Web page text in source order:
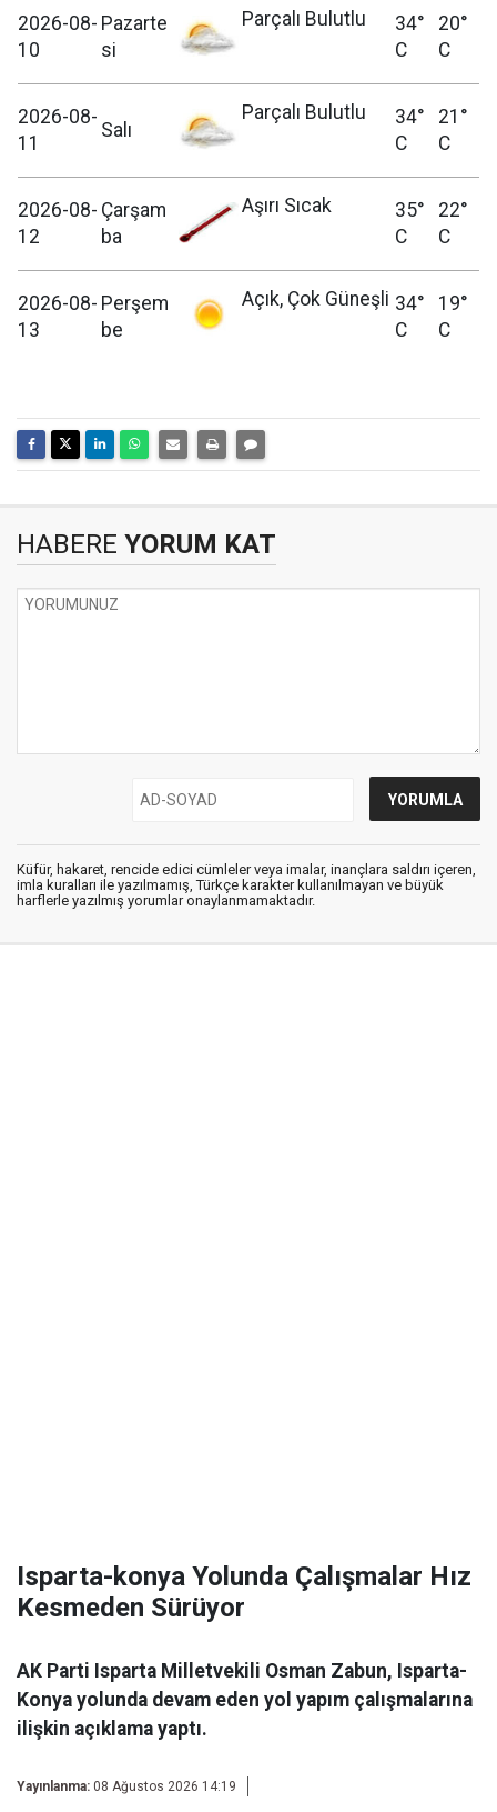
2026-08-
10
Pazarte
si
Parçalı Bulutlu
34°
C
20°
C
2026-08-
11
Salı
Parçalı Bulutlu
34°
C
21°
C
2026-08-
12
Çarşam
ba
Aşırı Sıcak
35°
C
22°
C
2026-08-
13
Perşem
be
Açık, Çok Güneşli 34°
C
19°
C
HABERE YORUM KAT
Küfür, hakaret, rencide edici cümleler veya imalar, inançlara saldırı içeren,
imla kuralları ile yazılmamış, Türkçe karakter kullanılmayan ve büyük
harflerle yazılmış yorumlar onaylanmamaktadır.
Isparta-konya Yolunda Çalışmalar Hız
Kesmeden Sürüyor
AK Parti Isparta Milletvekili Osman Zabun, Isparta-
Konya yolunda devam eden yol yapım çalışmalarına
ilişkin açıklama yaptı.
Yayınlanma: 08 Ağustos 2026 14:19